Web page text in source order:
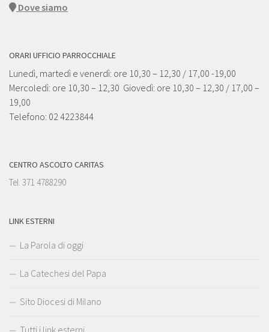
Dove siamo
ORARI UFFICIO PARROCCHIALE
Lunedì, martedì e venerdì: ore 10,30 – 12,30 / 17,00 -19,00
Mercoledì: ore 10,30 – 12,30 Giovedì: ore 10,30 – 12,30 / 17,00 –
19,00
Telefono: 02 4223844
CENTRO ASCOLTO CARITAS
Tel. 371 4788290
LINK ESTERNI
La Parola di oggi
La Catechesi del Papa
Sito Diocesi di Milano
Tutti i link esterni